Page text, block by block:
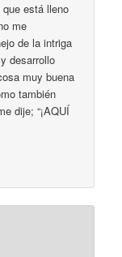
está lleno
me
de la intriga
desarrollo
muy buena
también
dije; “¡AQUÍ